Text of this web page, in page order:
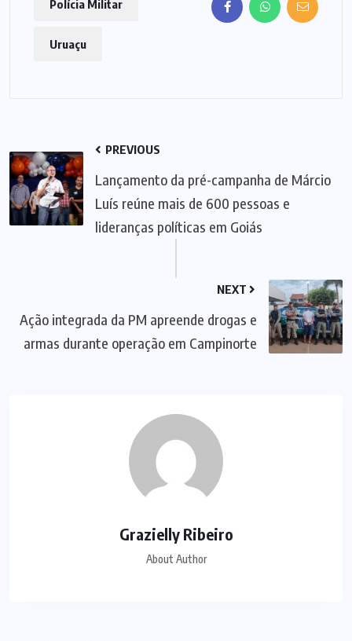
Polícia Militar
Uruaçu
PREVIOUS
Lançamento da pré-campanha de Márcio
Luís reúne mais de 600 pessoas e
lideranças políticas em Goiás
NEXT
Ação integrada da PM apreende drogas e
armas durante operação em Campinorte
Grazielly Ribeiro
About Author